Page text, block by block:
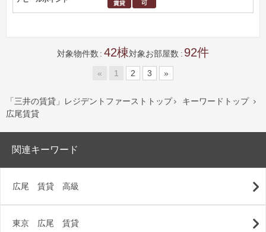
対象物件数 42 対象お部屋数 92
« 1 2 3 »
「三井の賃貸」レジデントファーストトップ  キーワードトップ 
広尾賃貸
関連キーワード
広尾 賃貸 高級
東京 広尾 賃貸